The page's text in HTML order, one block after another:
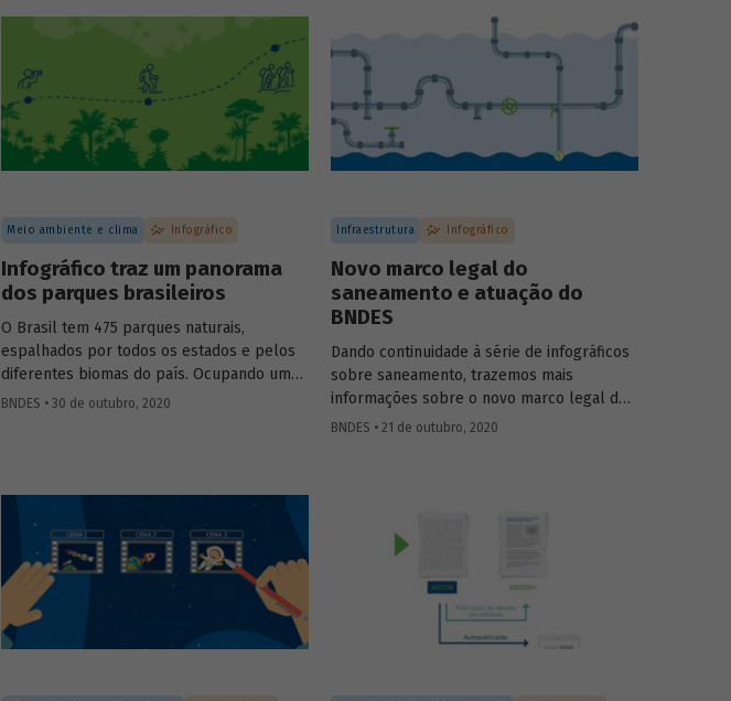
climáticas.
Meio ambiente e clima Infográfico
Infográfico traz um panorama
dos parques brasileiros
O Brasil tem 475 parques naturais,
espalhados por todos os estados e pelos
diferentes biomas do país. Ocupando uma
área total de 364 mil km², esses parques
dos parques brasileiros e entender como
eles podem contribuir para conciliar
preservação ambiental e estímulo ao
turismo.
BNDES • 30 de outubro, 2020
Infraestrutura Infográfico
Novo marco legal do
saneamento e atuação do
BNDES
Dando continuidade à série de infográficos
sobre saneamento, trazemos mais
informações sobre o novo marco legal do
setor (Lei 14.026/2020), aprovado este ano,
BNDES • 21 de outubro, 2020